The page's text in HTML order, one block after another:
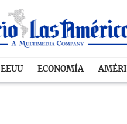
EEUU ECONOMÍA